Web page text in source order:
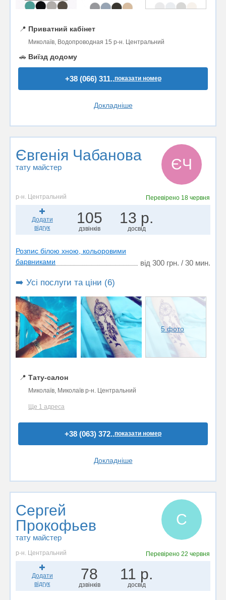
📍 Приватний кабінет
Миколаїв, Водопроводная 15 р-н. Центральний
🚗 Виїзд додому
+38 (066) 311..показати номер
Докладніше
Євгенія Чабанова
тату майстер ЄЧ
р-н. Центральний Перевірено 18 червня
Додати
відгук
105
дзвінків
13 р.
досвід
Розпис білою хною, кольоровими
барвниками
від 300 грн. / 30 мин.
➡️ Усі послуги та ціни (6)
5 фото
📍 Тату-салон
Миколаїв, Миколаїв р-н. Центральний
Ще 1 адреса
+38 (063) 372..показати номер
Докладніше
Сергей
Прокофьев
тату майстер
С
р-н. Центральний Перевірено22 червня
Додати
відгук
78
дзвінків
11 р.
досвід